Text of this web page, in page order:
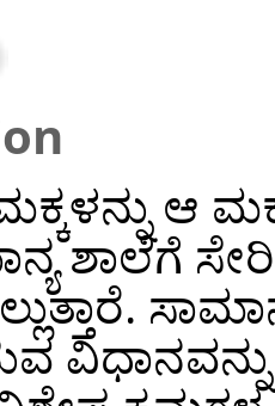
ಆ
ಶಾಲೆಗೆ